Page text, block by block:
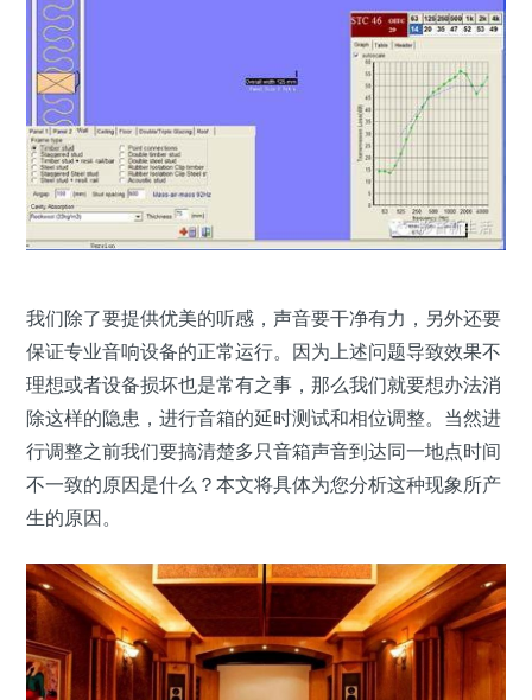
我们除了要提供优美的听感，声音要干净有力，另外还要
保证专业音响设备的正常运行。因为上述问题导致效果不
理想或者设备损坏也是常有之事，那么我们就要想办法消
除这样的隐患，进行音箱的延时测试和相位调整。当然进
行调整之前我们要搞清楚多只音箱声音到达同一地点时间
不一致的原因是什么？本文将具体为您分析这种现象所产
生的原因。